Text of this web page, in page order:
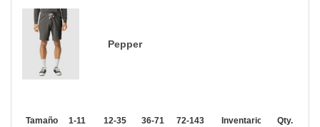
Pepper
Tamaño 1-11 12-35 36-71 72-143 144-287 288 +
Inventario Qty.